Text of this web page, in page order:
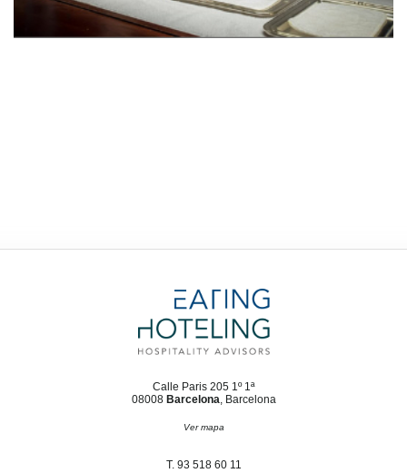
Calle Paris 205 1º 1ª
08008 Barcelona, Barcelona
Ver mapa
T. 93 518 60 11